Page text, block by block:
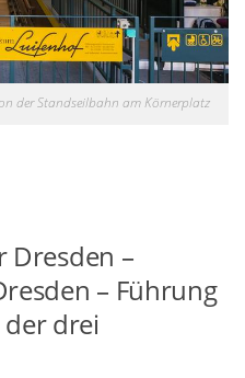
der Standseilbahn am Körnerplatz
Dresden –
– Führung
der drei